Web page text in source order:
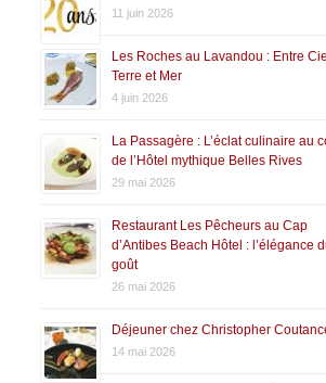
11 juin 2026
Les Roches au Lavandou : Entre
Terre et Mer
4 juin 2026
La Passagère : L’éclat culinaire au
de l’Hôtel mythique Belles Rives
29 mai 2026
Restaurant Les Pêcheurs au Cap
d’Antibes Beach Hôtel : l’élégance
goût
26 mai 2026
Déjeuner chez Christopher
14 mai 2026